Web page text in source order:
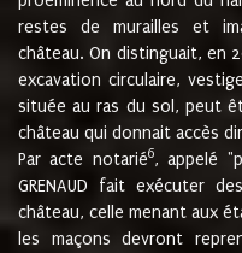
restes de murailles et
château. On distinguait, en
excavation circulaire,
située au ras du sol, peut
château qui donnait accès
Par acte notarié6, appelé
GRENAUD fait exécuter
château, celle menant aux
les maçons devront